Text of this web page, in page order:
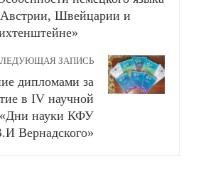
Швейцарии и
ЗАПИСЬ
дипломами за
в IV научной
науки КФУ
Вернадского»